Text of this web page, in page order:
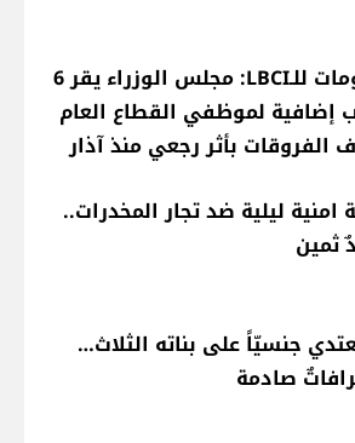
معلومات للـLBCI: مجلس الوزراء يقر 6
إضافية لموظفي القطاع العام
الفروقات بأثر رجعي منذ آذار
امنية ليلية ضد تجار المخدرات..
ثمين
جنسيّاً على بناته الثلاث…
صادمة